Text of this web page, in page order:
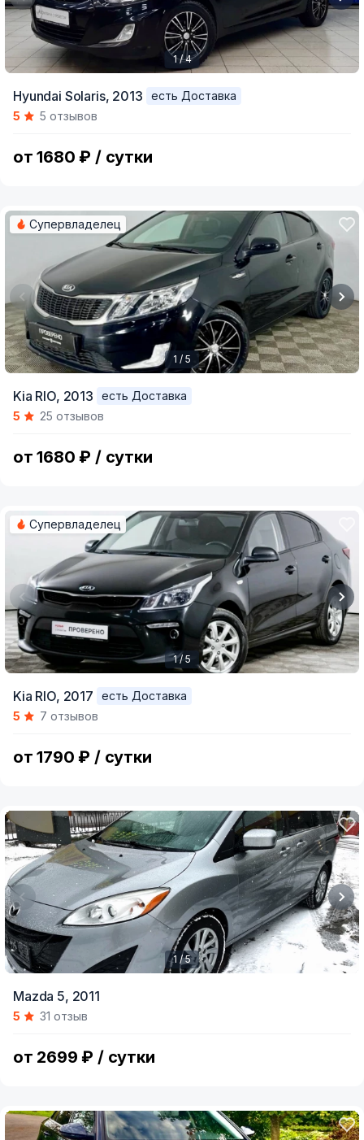
of
1 / 4
Hyundai Solaris, 2013
есть Доставка
5
5 отзывов
от 1680 ₽ / сутки
of
Супервладелец
1 / 5
Kia RIO, 2013
есть Доставка
5
25 отзывов
от 1680 ₽ / сутки
of
Супервладелец
1 / 5
Kia RIO, 2017
есть Доставка
5
7 отзывов
от 1790 ₽ / сутки
of
1 / 5
Mazda 5, 2011
5 31 отзыв
от 2699 ₽ / сутки